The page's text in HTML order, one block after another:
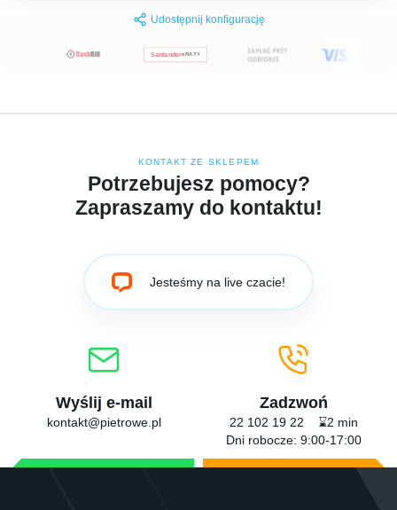
Udostępnij konfigurację
SantandereRATY
KONTAKT ZE SKLEPEM
Potrzebujesz pomocy?
Zapraszamy do kontaktu!
Jesteśmy na live czacie!
Wyślij e-mail
kontakt@pietrowe.pl
Zadzwoń
22 102 19 22 ⌛2 min
Dni robocze: 9:00-17:00